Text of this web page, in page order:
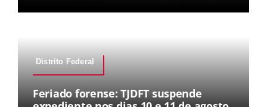
Distrito Federal
Feriado forense: TJDFT suspende